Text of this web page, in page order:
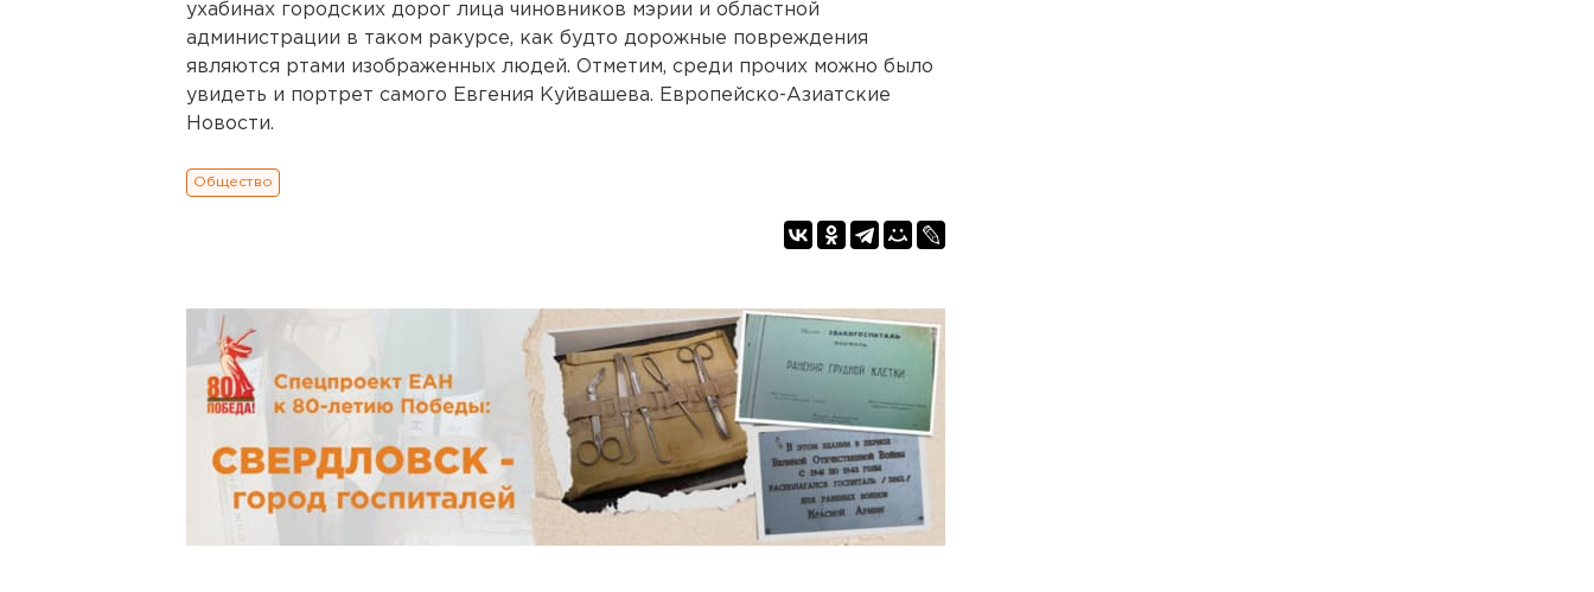
ухабинах городских дорог лица чиновников мэрии и областной
администрации в таком ракурсе, как будто дорожные повреждения
являются ртами изображенных людей. Отметим, среди прочих можно было
увидеть и портрет самого Евгения Куйвашева. Европейско-Азиатские
Новости.
Общество